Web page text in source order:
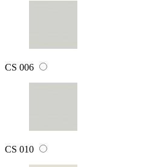
CS 006
CS 010